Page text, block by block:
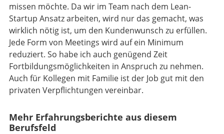
missen möchte. Da wir im Team nach dem Lean-
Startup Ansatz arbeiten, wird nur das gemacht, was
wirklich nötig ist, um den Kundenwunsch zu erfüllen.
Jede Form von Meetings wird auf ein Minimum
reduziert. So habe ich auch genügend Zeit
Fortbildungsmöglichkeiten in Anspruch zu nehmen.
Auch für Kollegen mit Familie ist der Job gut mit den
privaten Verpflichtungen vereinbar.
Mehr Erfahrungsberichte aus diesem
Berufsfeld